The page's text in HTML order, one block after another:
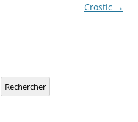
Crostic →
Rechercher